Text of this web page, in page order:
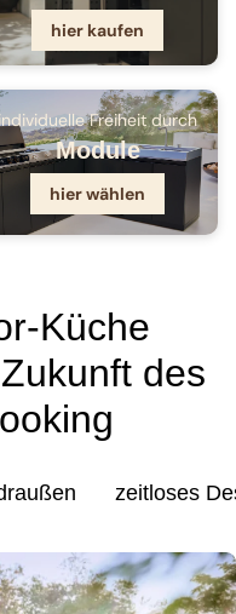
hier kaufen
Freiheit durch
Module
hier wählen
Küche
des
zeitloses